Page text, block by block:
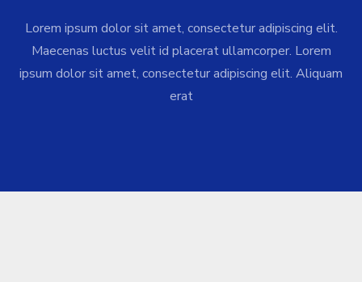
Lorem ipsum dolor sit amet, consectetur adipiscing elit.
Maecenas luctus velit id placerat ullamcorper. Lorem
ipsum dolor sit amet, consectetur adipiscing elit. Aliquam
erat